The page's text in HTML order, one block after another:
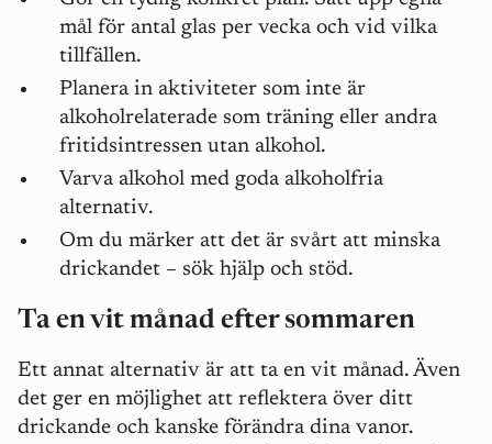
mål för antal glas per vecka och vid vilka
tillfällen.
Planera in aktiviteter som inte är
alkoholrelaterade som träning eller andra
fritidsintressen utan alkohol.
Varva alkohol med goda alkoholfria
alternativ.
Om du märker att det är svårt att minska
drickandet – sök hjälp och stöd.
Ta en vit månad efter sommaren
Ett annat alternativ är att ta en vit månad. Även
det ger en möjlighet att reflektera över ditt
drickande och kanske förändra dina vanor.